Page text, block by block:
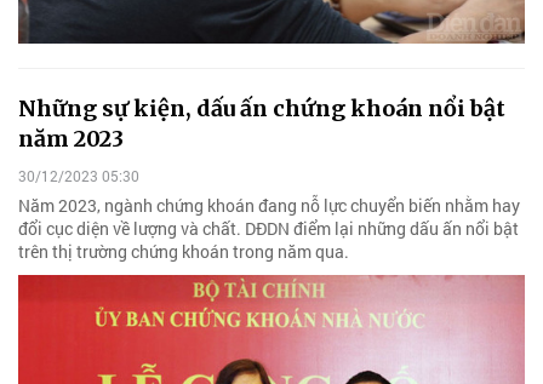
Những sự kiện, dấu ấn chứng khoán nổi bật
năm 2023
30/12/2023 05:30
Năm 2023, ngành chứng khoán đang nỗ lực chuyển biến nhằm hay
đổi cục diện về lượng và chất. DĐDN điểm lại những dấu ấn nổi bật
trên thị trường chứng khoán trong năm qua.